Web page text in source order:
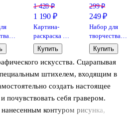
искусства. Сцарапывая
штихелем, входящим в
создать настоящее
почувствовать себя гравером.
контуром рисунка,
с
1 428 ₽
1 190 ₽
Картина-
раскраска по
номерам
«Спящий
милый
котенок», 30
Рыжий Кот
Купить
299 ₽
249 ₽
Набор для
творчества
Три совы.
Гравюра с
эффектом
серебра
кот», А4
Купить